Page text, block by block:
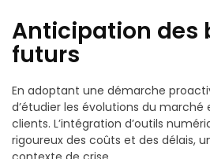
Anticipation des
futurs
En adoptant une démarche
d’étudier les évolutions du marché
clients. L’intégration d’outils
rigoureux des coûts et des délais,